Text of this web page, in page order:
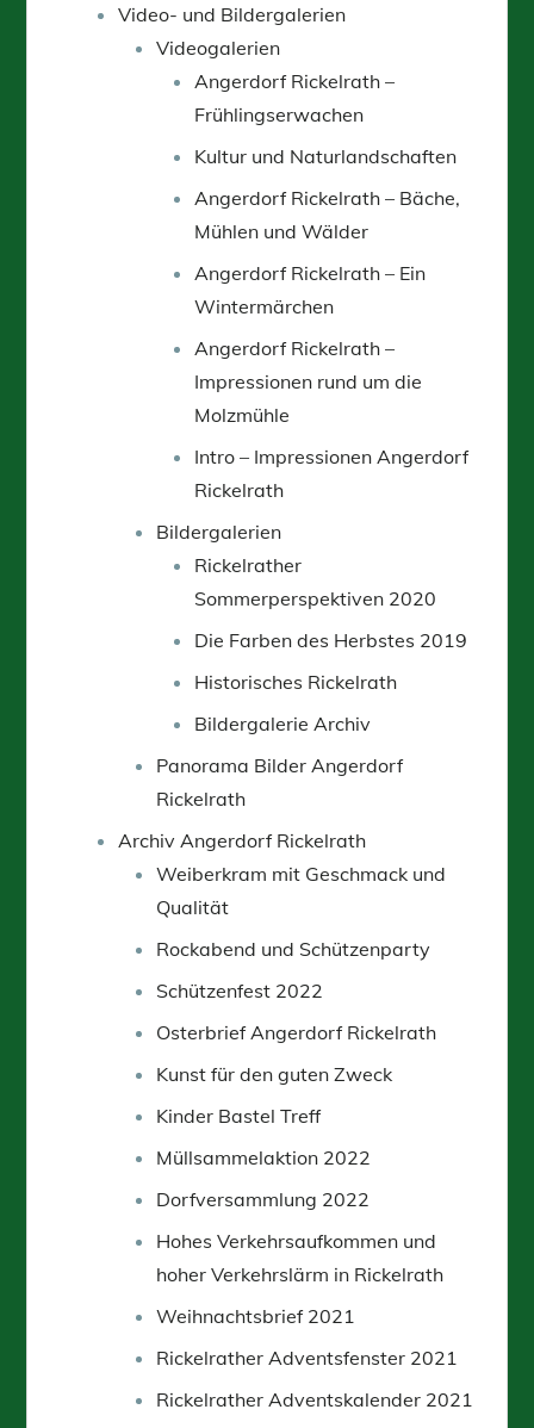
Video- und Bildergalerien
Videogalerien
Angerdorf Rickelrath –
Frühlingserwachen
Kultur und Naturlandschaften
Angerdorf Rickelrath – Bäche,
Mühlen und Wälder
Angerdorf Rickelrath – Ein
Wintermärchen
Angerdorf Rickelrath –
Impressionen rund um die
Molzmühle
Intro – Impressionen Angerdorf
Rickelrath
Bildergalerien
Rickelrather
Sommerperspektiven 2020
Die Farben des Herbstes 2019
Historisches Rickelrath
Bildergalerie Archiv
Panorama Bilder Angerdorf
Rickelrath
Archiv Angerdorf Rickelrath
Weiberkram mit Geschmack und
Qualität
Rockabend und Schützenparty
Schützenfest 2022
Osterbrief Angerdorf Rickelrath
Kunst für den guten Zweck
Kinder Bastel Treff
Müllsammelaktion 2022
Dorfversammlung 2022
Hohes Verkehrsaufkommen und
hoher Verkehrslärm in Rickelrath
Weihnachtsbrief 2021
Rickelrather Adventsfenster 2021
Rickelrather Adventskalender 2021